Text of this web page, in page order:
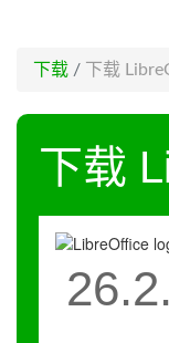
下载 / 下载
下载